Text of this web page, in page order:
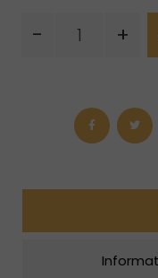
-
de
+